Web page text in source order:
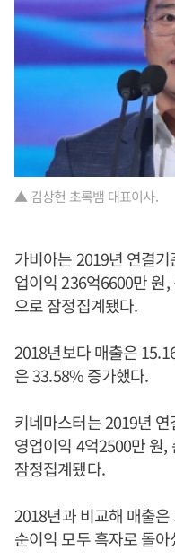
▲ 김상헌 초록뱀 대표이사.
가비아는 2019년 연결
업이익 236억6600만 원
으로 잠정집계됐다.
2018년보다 매출은
은 33.58% 증가했다.
키네마스터는 2019년
영업이익 4억2500만 원
잠정집계됐다.
2018년과 비교해 매출
순이익 모두 흑자로 돌아